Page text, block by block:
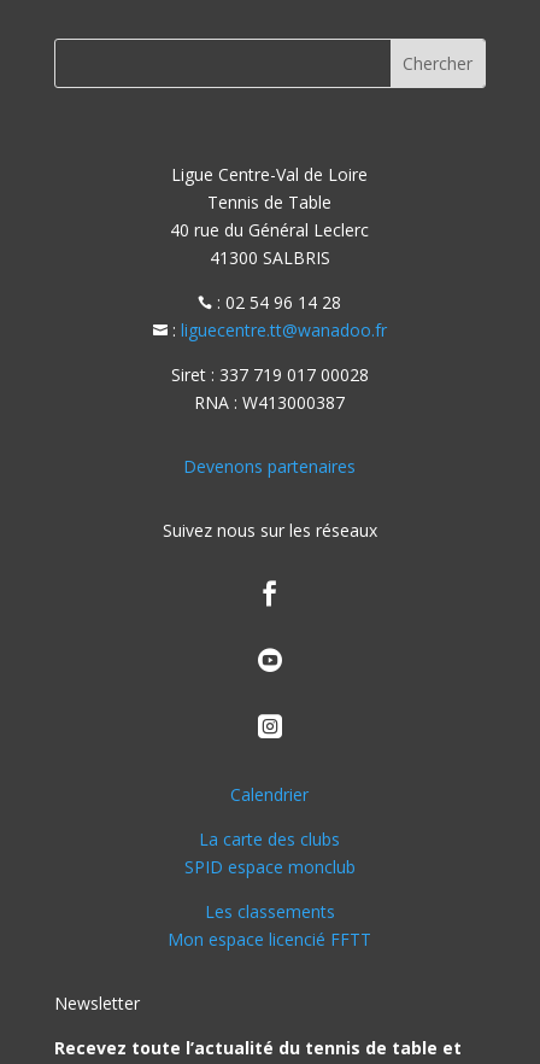
Ligue Centre-Val de Loire
Tennis de Table
40 rue du Général Leclerc
41300 SALBRIS
 : 02 54 96 14 28
: liguecentre.tt@wanadoo.fr
Siret : 337 719 017 00028
RNA : W413000387
Devenons partenaires
Suivez nous sur les réseaux



Calendrier
La carte des clubs
SPID espace monclub
Les classements
Mon espace licencié FFTT
Newsletter
Recevez toute l’actualité du tennis de table et